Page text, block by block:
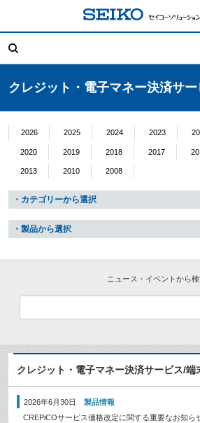
索:
クレジット・電子マネー決済サ
2026 2025 2024 2023
2020 2019 2018 2017
2013 2010 2008
・カテゴリーから選択
・製品から選択
ニュース・イベントから
クレジット・電子マネー決済サービス/端
2026年6月30日
製品情報
CREPiCOサービス価格改定に関する重要なお知ら